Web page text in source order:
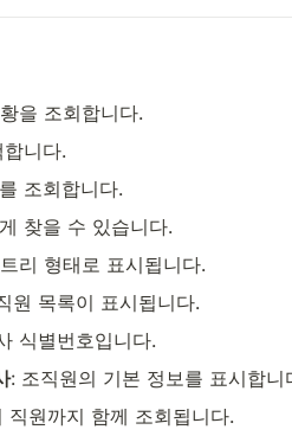
을 조회합니다.
니다.
조회합니다.
찾을 수 있습니다.
리 형태로 표시됩니다.
원 목록이 표시됩니다.
식별번호입니다.
: 조직원의 기본 정보를 표시합니
직원까지 함께 조회됩니다.